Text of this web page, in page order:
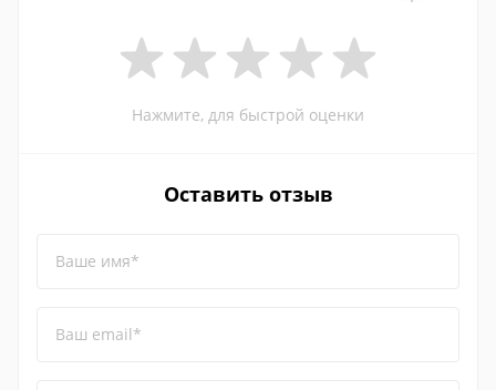
Нажмите, для быстрой оценки
Оставить отзыв
Ваше имя*
Ваш email*